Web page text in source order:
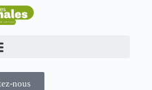
nous